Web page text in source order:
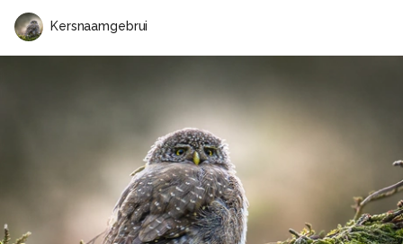
Kersnaamgebrui